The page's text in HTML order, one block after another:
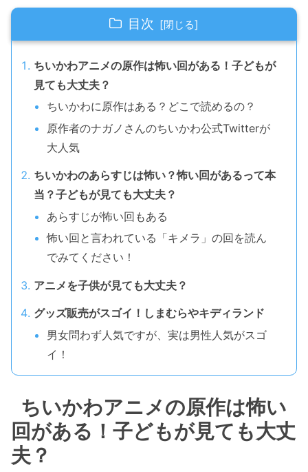
目次
ちいかわアニメの原作は怖い回がある！子どもが
見ても大丈夫？
ちいかわに原作はある？どこで読めるの？
原作者のナガノさんのちいかわ公式Twitterが
大人気
ちいかわのあらすじは怖い？怖い回があるって本
当？子どもが見ても大丈夫？
あらすじが怖い回もある
怖い回と言われている「キメラ」の回を読ん
でみてください！
アニメを子供が見ても大丈夫？
グッズ販売がスゴイ！しまむらやキディランド
男女問わず人気ですが、実は男性人気がスゴ
イ！
ちいかわアニメの原作は怖い
回がある！子どもが見ても大丈
夫？